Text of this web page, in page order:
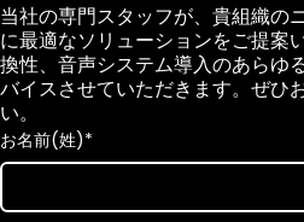
当社の専門スタッフが、貴組織の
に最適なソリューションをご提案
換性、音声システム導入のあらゆ
バイスさせていただきます。ぜひ
い。
お名前(姓)*